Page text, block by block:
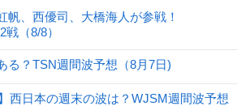
帆、西優司、大橋海人が参戦！
（8/8）
る？TSN週間波予想（8月7日)
西日本の週末の波は？WJSM週間波予想